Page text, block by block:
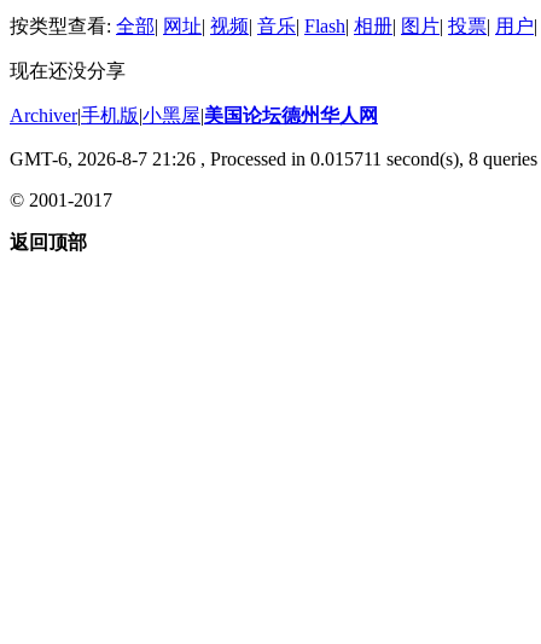
按类型查看: 全部| 网址| 视频| 音乐| Flash| 相册| 图片| 投票| 用户|
现在还没分享
Archiver|手机版|小黑屋|美国论坛德州华人网
GMT-6, 2026-8-7 21:26 , Processed in 0.015711 second(s), 8 queries
© 2001-2017
返回顶部